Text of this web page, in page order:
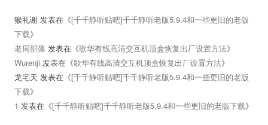
猴礼谢 发表在《[千千静听贴吧]千千静听老版5.9.4和一些更旧的老版
下载》
老周部落 发表在《歌华有线高清交互机顶盒恢复出厂设置方法》
Wurenji 发表在《歌华有线高清交互机顶盒恢复出厂设置方法》
龙宅天 发表在《[千千静听贴吧]千千静听老版5.9.4和一些更旧的老版
下载》
1 发表在《[千千静听贴吧]千千静听老版5.9.4和一些更旧的老版下载》